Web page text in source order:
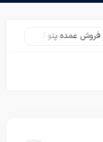
پتو کیلویی گل برجسته |